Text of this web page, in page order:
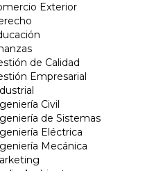
Exterior
de Calidad
Empresarial
Civil
de Sistemas
Eléctrica
Mecánica